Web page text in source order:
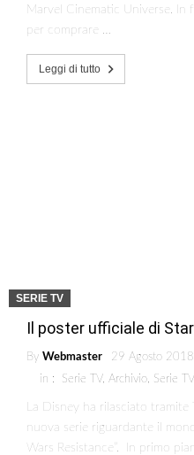
Marvel Cinematic Universe. In
per comprare …
Leggi di tutto
SERIE TV
Il poster ufficiale di
By Webmaster
29 Agosto 2018
in : Serie TV, Archivio, Serie
La Disney ha rilasciato
nuova serie riguardante il
Wars Resistance”. In primo